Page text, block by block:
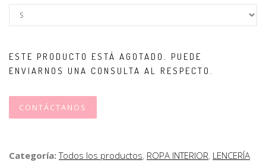
ESTE PRODUCTO ESTÁ AGOTADO. PUEDE
ENVIARNOS UNA CONSULTA AL RESPECTO.
CONTÁCTANOS
Categoría:Todos los productos, ROPA INTERIOR, LENCERÍA